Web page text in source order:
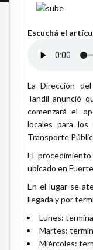
Escuchá el
La Dirección
Tandil anunció
comenzará el
locales para
Transporte
El
ubicado en
En el lugar se
llegada y por
Lunes:
Martes:
Miércoles: